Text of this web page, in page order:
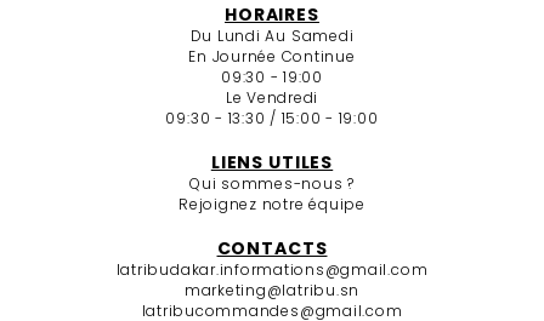
HORAIRES
Du Lundi Au Samedi
En Journée Continue
09:30 - 19:00
Le Vendredi
09:30 - 13:30 / 15:00 - 19:00
LIENS UTILES
Qui sommes-nous ?
Rejoignez notre équipe
CONTACTS
latribudakar.informations@gmail.com
marketing@latribu.sn
latribucommandes@gmail.com